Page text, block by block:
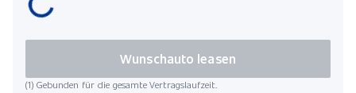
(1) Gebunden für die gesamte Vertragslaufzeit.
Wunschauto leasen